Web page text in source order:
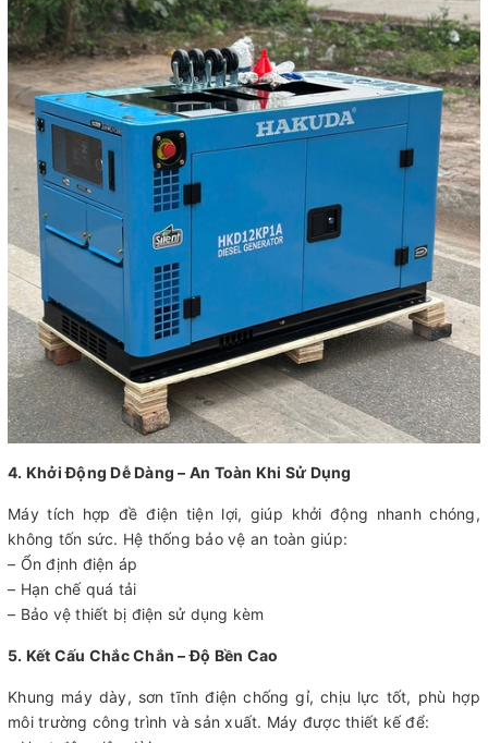
4. Khởi Động Dễ Dàng – An Toàn Khi Sử Dụng
Máy tích hợp đề điện tiện lợi, giúp khởi động nhanh chóng,
không tốn sức. Hệ thống bảo vệ an toàn giúp:
– Ổn định điện áp
– Hạn chế quá tải
– Bảo vệ thiết bị điện sử dụng kèm
5. Kết Cấu Chắc Chắn – Độ Bền Cao
Khung máy dày, sơn tĩnh điện chống gỉ, chịu lực tốt, phù hợp
môi trường công trình và sản xuất. Máy được thiết kế để: